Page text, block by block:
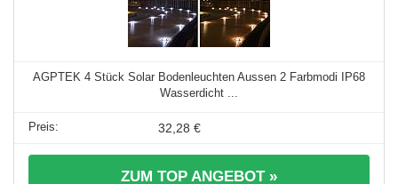
AGPTEK 4 Stück Solar Bodenleuchten Aussen 2 Farbmodi IP68
Wasserdicht ...
32,28 €
ZUM TOP ANGEBOT »